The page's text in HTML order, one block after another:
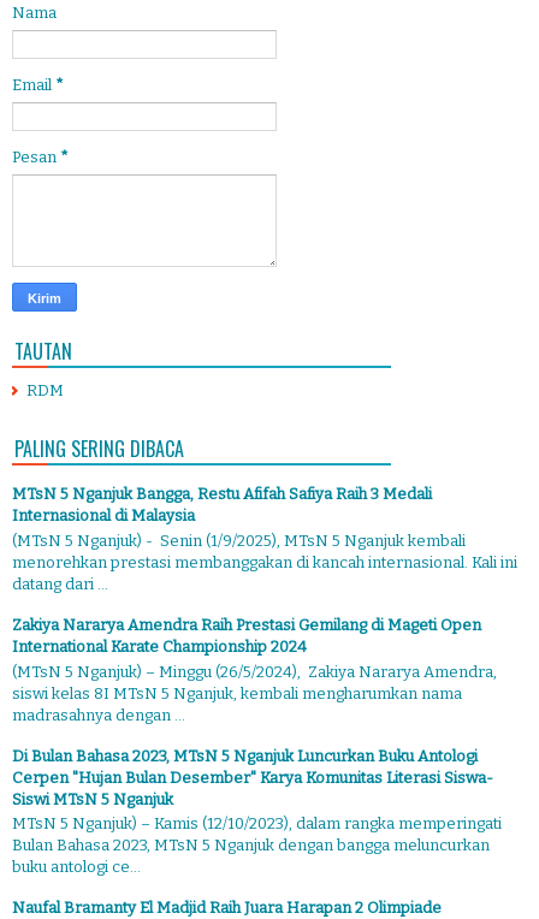
Nama
Email *
Pesan *
TAUTAN
RDM
PALING SERING DIBACA
MTsN 5 Nganjuk Bangga, Restu Afifah Safiya Raih 3 Medali
Internasional di Malaysia
(MTsN 5 Nganjuk) - Senin (1/9/2025), MTsN 5 Nganjuk kembali
menorehkan prestasi membanggakan di kancah internasional. Kali ini
datang dari ...
Zakiya Nararya Amendra Raih Prestasi Gemilang di Mageti Open
International Karate Championship 2024
(MTsN 5 Nganjuk) – Minggu (26/5/2024), Zakiya Nararya Amendra,
siswi kelas 8I MTsN 5 Nganjuk, kembali mengharumkan nama
madrasahnya dengan ...
Di Bulan Bahasa 2023, MTsN 5 Nganjuk Luncurkan Buku Antologi
Cerpen "Hujan Bulan Desember" Karya Komunitas Literasi Siswa-
Siswi MTsN 5 Nganjuk
MTsN 5 Nganjuk) – Kamis (12/10/2023), dalam rangka memperingati
Bulan Bahasa 2023, MTsN 5 Nganjuk dengan bangga meluncurkan
buku antologi ce...
Naufal Bramanty El Madjid Raih Juara Harapan 2 Olimpiade